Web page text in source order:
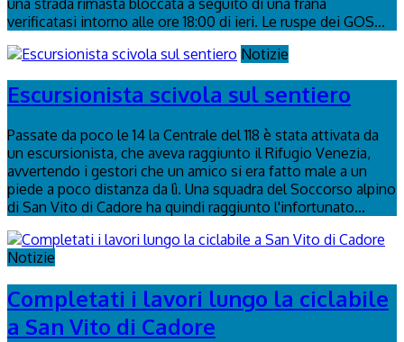
verificatasi intorno alle ore 18:00 di ieri. Le ruspe dei GOS...
Notizie
Escursionista scivola sul sentiero
Passate da poco le 14 la Centrale del 118 è stata attivata da
un escursionista, che aveva raggiunto il Rifugio Venezia,
avvertendo i gestori che un amico si era fatto male a un
piede a poco distanza da lì. Una squadra del Soccorso alpino
di San Vito di Cadore ha quindi raggiunto l'infortunato...
Notizie
Completati i lavori lungo la ciclabile
a San Vito di Cadore